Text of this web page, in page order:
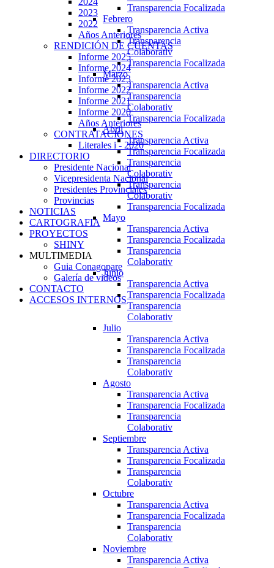
Transparencia Focalizada
Febrero
Transparencia Activa
Transparencia
Colaborativ
Transparencia Focalizada
Marzo
Transparencia Activa
Transparencia
Colaborativ
Transparencia Focalizada
Abril
Transparencia Activa
Transparencia Focalizada
Transparencia
Colaborativ
Transparencia
Colaborativ
Transparencia Focalizada
Mayo
Transparencia Activa
Transparencia Focalizada
Transparencia
Colaborativ
Junio
Transparencia Activa
Transparencia Focalizada
Transparencia
Colaborativ
Julio
Transparencia Activa
Transparencia Focalizada
Transparencia
Colaborativ
Agosto
Transparencia Activa
Transparencia Focalizada
Transparencia
Colaborativ
Septiembre
Transparencia Activa
Transparencia Focalizada
Transparencia
Colaborativ
Octubre
Transparencia Activa
Transparencia Focalizada
Transparencia
Colaborativ
Noviembre
Transparencia Activa
2023
2022
Años Anteriores
RENDICIÓN DE CUENTAS
Informe 2025
Informe 2024
Informe 2023
Informe 2022
Informe 2021
Informe 2020
Años Anteriores
CONTRATACIONES
Literales i - 2020
DIRECTORIO
Presidente Nacional
Vicepresidenta Nacional
Presidentes Provinciales
Provincias
NOTICIAS
CARTOGRAFIA
PROYECTOS
SHINY
MULTIMEDIA
Guia Conagopare
Galería de videos
CONTACTO
ACCESOS INTERNOS